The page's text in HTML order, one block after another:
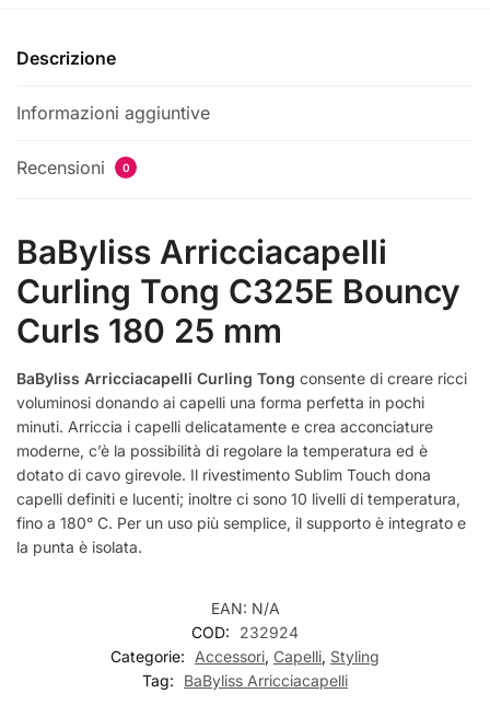
Descrizione
Informazioni aggiuntive
Recensioni 0
BaByliss Arricciacapelli
Curling Tong C325E Bouncy
Curls 180 25 mm
BaByliss Arricciacapelli Curling Tong consente di creare ricci
voluminosi donando ai capelli una forma perfetta in pochi
minuti. Arriccia i capelli delicatamente e crea acconciature
moderne, c’è la possibilità di regolare la temperatura ed è
dotato di cavo girevole. Il rivestimento Sublim Touch dona
capelli definiti e lucenti; inoltre ci sono 10 livelli di temperatura,
fino a 180° C. Per un uso più semplice, il supporto è integrato e
la punta è isolata.
EAN: N/A
COD:
232924
Categorie:
Accessori, Capelli, Styling
Tag:
BaByliss Arricciacapelli